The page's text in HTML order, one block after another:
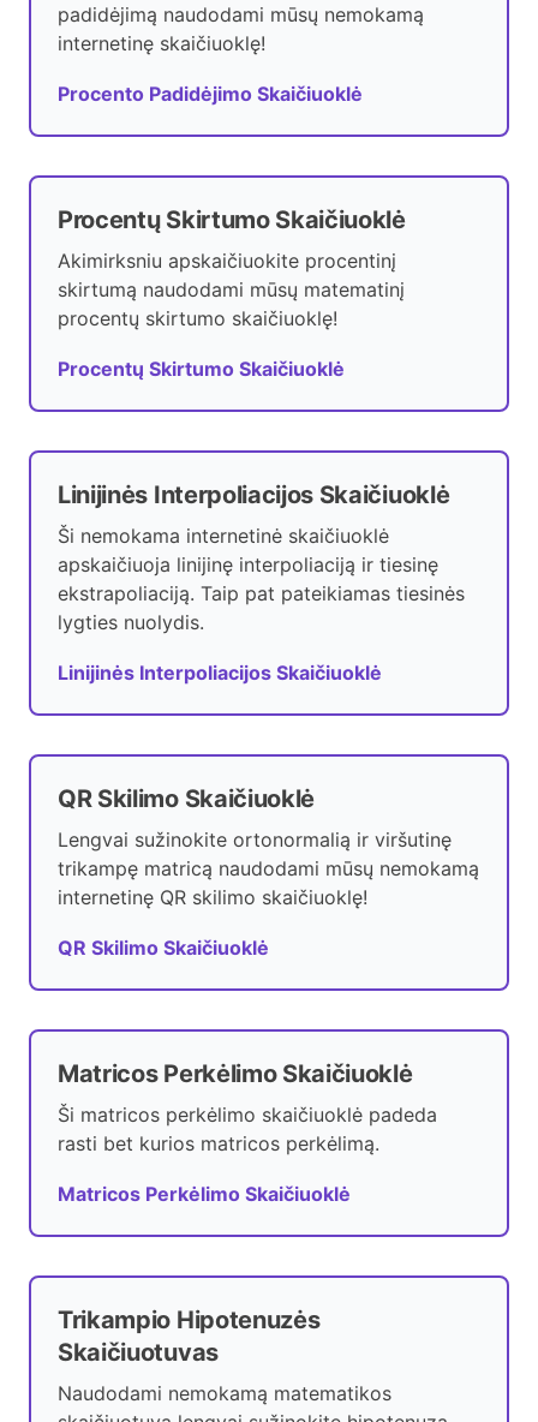
padidėjimą naudodami mūsų nemokamą
internetinę skaičiuoklę!
Procento Padidėjimo Skaičiuoklė
Procentų Skirtumo Skaičiuoklė
Akimirksniu apskaičiuokite procentinį
skirtumą naudodami mūsų matematinį
procentų skirtumo skaičiuoklę!
Procentų Skirtumo Skaičiuoklė
Linijinės Interpoliacijos Skaičiuoklė
Ši nemokama internetinė skaičiuoklė
apskaičiuoja linijinę interpoliaciją ir tiesinę
ekstrapoliaciją. Taip pat pateikiamas tiesinės
lygties nuolydis.
Linijinės Interpoliacijos Skaičiuoklė
QR Skilimo Skaičiuoklė
Lengvai sužinokite ortonormalią ir viršutinę
trikampę matricą naudodami mūsų nemokamą
internetinę QR skilimo skaičiuoklę!
QR Skilimo Skaičiuoklė
Matricos Perkėlimo Skaičiuoklė
Ši matricos perkėlimo skaičiuoklė padeda
rasti bet kurios matricos perkėlimą.
Matricos Perkėlimo Skaičiuoklė
Trikampio Hipotenuzės
Skaičiuotuvas
Naudodami nemokamą matematikos